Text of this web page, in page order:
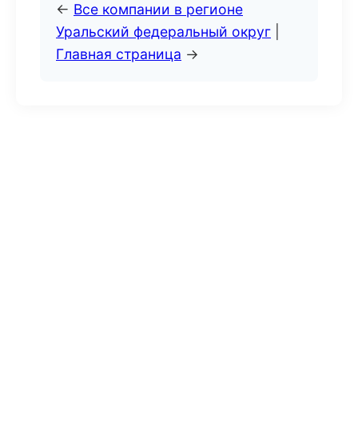
← Все компании в регионе
Уральский федеральный округ
Главная страница →